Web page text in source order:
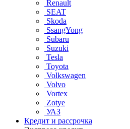
Renault
SEAT
Skoda
SsangYong
Subaru
Suzuki
Tesla
Toyota
Volkswagen
Volvo
Vortex
Zotye
УАЗ
Кредит и рассрочка